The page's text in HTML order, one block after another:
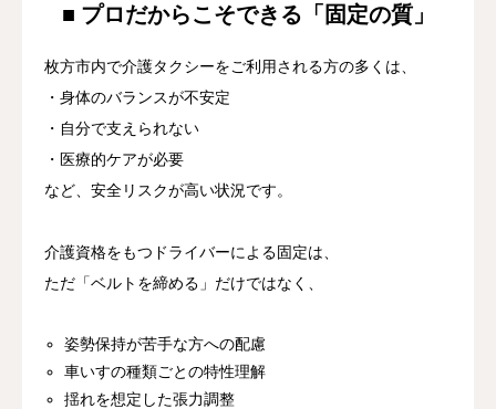
■ プロだからこそできる「固定の質」
枚方市内で介護タクシーをご利用される方の多くは、
・身体のバランスが不安定
・自分で支えられない
・医療的ケアが必要
など、安全リスクが高い状況です。
介護資格をもつドライバーによる固定は、
ただ「ベルトを締める」だけではなく、
姿勢保持が苦手な方への配慮
車いすの種類ごとの特性理解
揺れを想定した張力調整